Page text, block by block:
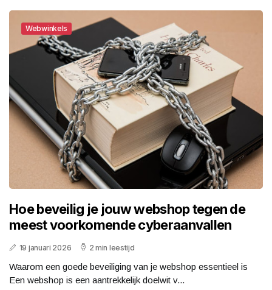
Webwinkels
Hoe beveilig je jouw webshop tegen de
meest voorkomende cyberaanvallen
19 januari 2026 2 min leestijd
Waarom een goede beveiliging van je webshop essentieel is
Een webshop is een aantrekkelijk doelwit v...